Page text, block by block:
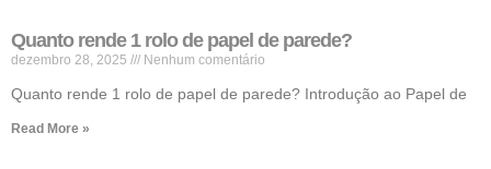
Quanto rende 1 rolo de papel de parede?
dezembro 28, 2025 Nenhum comentário
Quanto rende 1 rolo de papel de parede? Introdução ao Papel de
Read More »